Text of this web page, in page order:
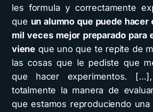
les formula y correctamente
que un alumno que puede hacer
mil veces mejor preparado para
viene que uno que te repite de
las cosas que le pediste que
que hacer experimentos. […],
totalmente la manera de
que estamos reproduciendo